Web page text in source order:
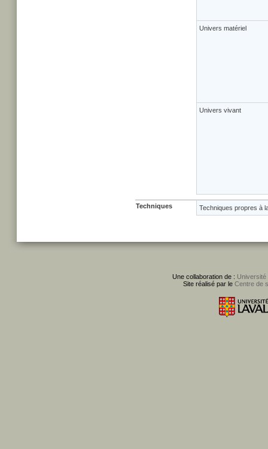
Univers matériel
Univers vivant
Techniques Techniques propres à
Une collaboration de : Université
Site réalisé par le Centre de